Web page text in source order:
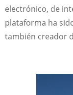
electrónico, de
plataforma ha
también creador